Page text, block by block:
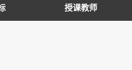
授课教师